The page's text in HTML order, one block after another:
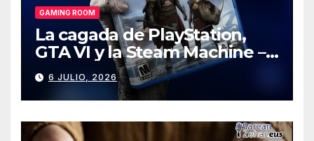
GAMING ROOM
La cagada de PlayStation,
GTA VI y la Steam Machine –
Gaming Room #130
6 JULIO, 2026